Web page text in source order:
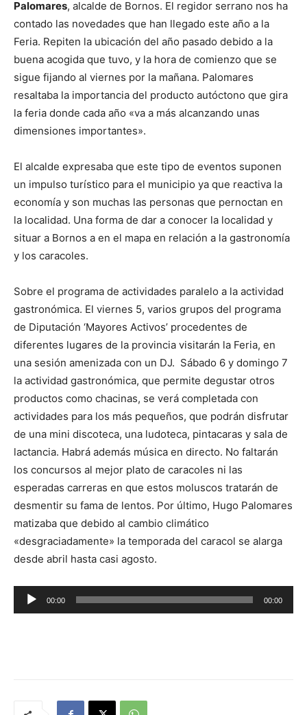
Palomares, alcalde de Bornos. El regidor serrano nos ha
contado las novedades que han llegado este año a la
Feria. Repiten la ubicación del año pasado debido a la
buena acogida que tuvo, y la hora de comienzo que se
sigue fijando al viernes por la mañana. Palomares
resaltaba la importancia del producto autóctono que gira
la feria donde cada año «va a más alcanzando unas
dimensiones importantes».
El alcalde expresaba que este tipo de eventos suponen
un impulso turístico para el municipio ya que reactiva la
economía y son muchas las personas que pernoctan en
la localidad. Una forma de dar a conocer la localidad y
situar a Bornos a en el mapa en relación a la gastronomía
y los caracoles.
Sobre el programa de actividades paralelo a la actividad
gastronómica. El viernes 5, varios grupos del programa
de Diputación ‘Mayores Activos’ procedentes de
diferentes lugares de la provincia visitarán la Feria, en
una sesión amenizada con un DJ. Sábado 6 y domingo 7
la actividad gastronómica, que permite degustar otros
productos como chacinas, se verá completada con
actividades para los más pequeños, que podrán disfrutar
de una mini discoteca, una ludoteca, pintacaras y sala de
lactancia. Habrá además música en directo. No faltarán
los concursos al mejor plato de caracoles ni las
esperadas carreras en que estos moluscos tratarán de
desmentir su fama de lentos. Por último, Hugo Palomares
matizaba que debido al cambio climático
«desgraciadamente» la temporada del caracol se alarga
desde abril hasta casi agosto.
e
00:00 00:00